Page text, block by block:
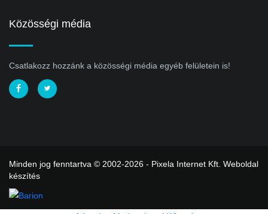
Közösségi média
Csatlakozz hozzánk a közösségi média egyéb felületein is!
Minden jog fenntartva © 2002-2026 - Pixela Internet Kft. Weboldal
készítés